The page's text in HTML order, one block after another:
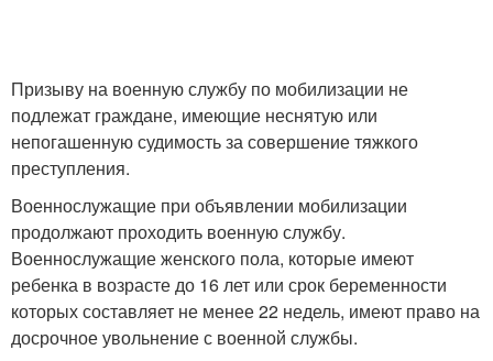
Призыву на военную службу по мобилизации не
подлежат граждане, имеющие неснятую или
непогашенную судимость за совершение тяжкого
преступления.
Военнослужащие при объявлении мобилизации
продолжают проходить военную службу.
Военнослужащие женского пола, которые имеют
ребенка в возрасте до 16 лет или срок беременности
которых составляет не менее 22 недель, имеют право на
досрочное увольнение с военной службы.